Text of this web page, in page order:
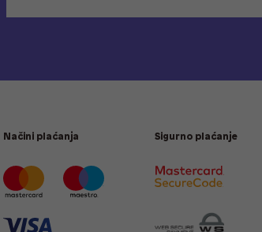
Načini plaćanja Sigurno plaćanje